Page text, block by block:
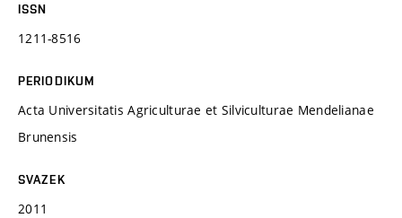
ISSN
1211-8516
PERIODIKUM
Acta Universitatis Agriculturae et Silviculturae Mendelianae
Brunensis
SVAZEK
2011